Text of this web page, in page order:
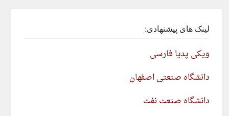
لینک های پیشنهادی:
ویکی پدیا فارسی
دانشگاه صنعتی اصفهان
دانشگاه صنعت نفت